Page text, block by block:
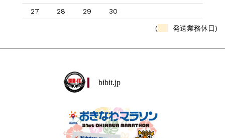
27
28 29 30
( 発送業務休日)
bibit.jp